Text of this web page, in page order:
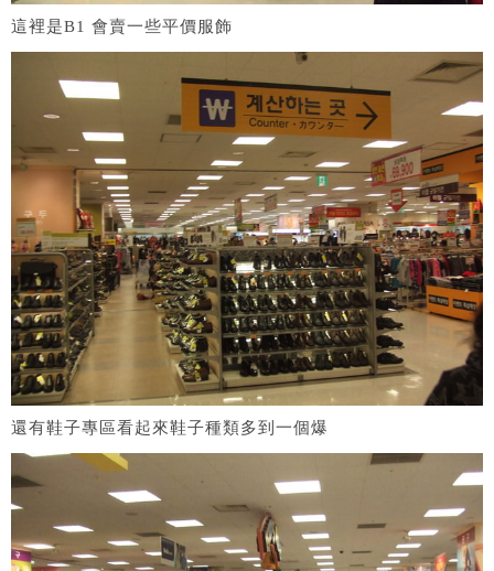
這裡是B1 會賣一些平價服飾
還有鞋子專區看起來鞋子種類多到一個爆